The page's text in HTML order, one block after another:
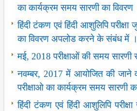
का कार्यक्रम समय सारणी का विवरण
हिंदी टंकण एवं हिंदी आशुलिपि परीक्षा
का विवरण अपलोड करने के संबंध में ।
मई, 2018 परीक्षाओं की समय सारणी
नवम्बर, 2017 में आयोजित की जाने
परीक्षाओ का कार्यक्रम समय सारणी
हिंदी टंकण एवं हिंदी आशुलिपि